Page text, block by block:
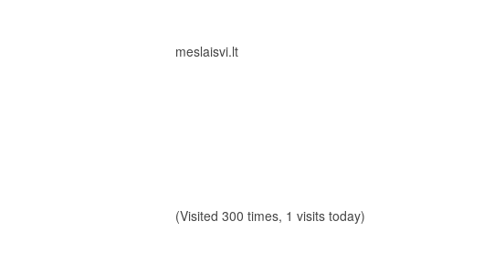
meslaisvi.lt
(Visited 300 times, 1 visits today)